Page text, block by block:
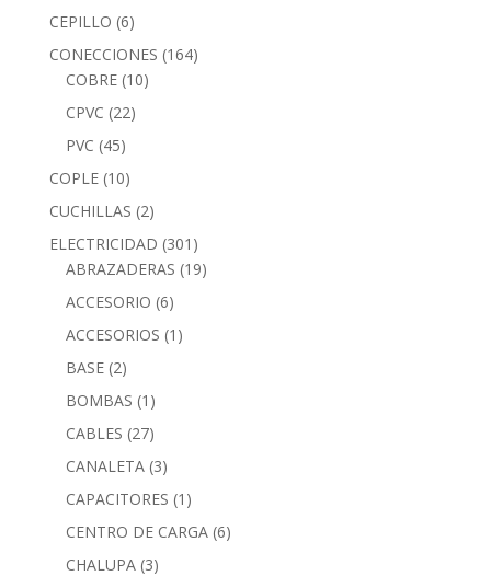
CEPILLO (6)
CONECCIONES (164)
COBRE (10)
CPVC (22)
PVC (45)
COPLE (10)
CUCHILLAS (2)
ELECTRICIDAD (301)
ABRAZADERAS (19)
ACCESORIO (6)
ACCESORIOS (1)
BASE (2)
BOMBAS (1)
CABLES (27)
CANALETA (3)
CAPACITORES (1)
CENTRO DE CARGA (6)
CHALUPA (3)